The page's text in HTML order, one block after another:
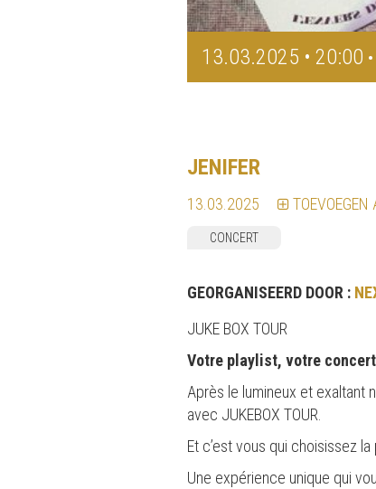
13.03.2025 • 20:00
JENIFER
13.03.2025
CONCERT
GEORGANISEERD DOOR :
JUKE BOX TOUR
Votre playlist, votre
Après le lumineux et exaltant
avec JUKEBOX TOUR.
Et c’est vous qui choisissez la
Une expérience unique qui